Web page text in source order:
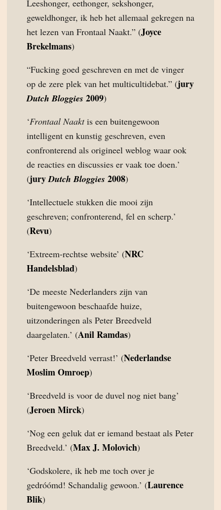
Leeshonger, eethonger, sekshonger,
geweldhonger, ik heb het allemaal gekregen na
het lezen van Frontaal Naakt.” (Joyce
Brekelmans)
“Fucking goed geschreven en met de vinger
op de zere plek van het multicultidebat.” (jury
Dutch Bloggies 2009)
‘Frontaal Naaktis een buitengewoon
intelligent en kunstig geschreven, even
confronterend als origineel weblog waar ook
de reacties en discussies er vaak toe doen.’
(juryDutch Bloggies 2008)
‘Intellectuele stukken die mooi zijn
geschreven; confronterend, fel en scherp.’
(Revu)
‘Extreem-rechtse website’ (NRC
Handelsblad)
‘De meeste Nederlanders zijn van
buitengewoon beschaafde huize,
uitzonderingen als Peter Breedveld
daargelaten.’ (Anil Ramdas)
‘Peter Breedveld verrast!’ (Nederlandse
Moslim Omroep)
‘Breedveld is voor de duvel nog niet bang’
(Jeroen Mirck)
‘Nog een geluk dat er iemand bestaat als Peter
Breedveld.’ (Max J. Molovich)
‘Godskolere, ik heb me toch over je
gedróómd! Schandalig gewoon.’ (Laurence
Blik)